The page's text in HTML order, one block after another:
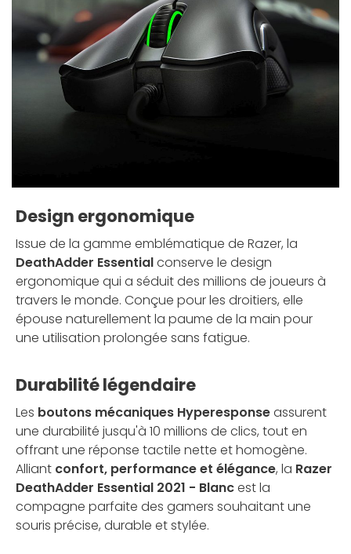
Design ergonomique
Issue de la gamme emblématique de Razer, la
DeathAdder Essentialconserve le design
ergonomique qui a séduit des millions de joueurs à
travers le monde. Conçue pour les droitiers, elle
épouse naturellement la paume de la main pour
une utilisation prolongée sans fatigue.
Durabilité légendaire
Les boutons mécaniques Hyperesponseassurent
une durabilité jusqu'à 10 millions de clics, tout en
offrant une réponse tactile nette et homogène.
Alliant confort, performance et élégance, la Razer
DeathAdder Essential 2021 - Blancest la
compagne parfaite des gamers souhaitant une
souris précise, durable et stylée.